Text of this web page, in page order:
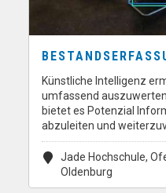
Künstliche Intelligenz
umfassend
bietet es Potenzial
abzuleiten und
Jade Hochschule,
Oldenburg